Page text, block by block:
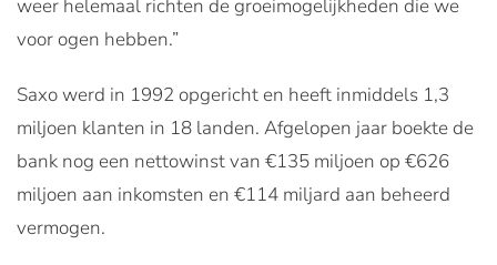
weer helemaal richten de groeimogelijkheden die we
voor ogen hebben.”
Saxo werd in 1992 opgericht en heeft inmiddels 1,3
miljoen klanten in 18 landen. Afgelopen jaar boekte de
bank nog een nettowinst van €135 miljoen op €626
miljoen aan inkomsten en €114 miljard aan beheerd
vermogen.